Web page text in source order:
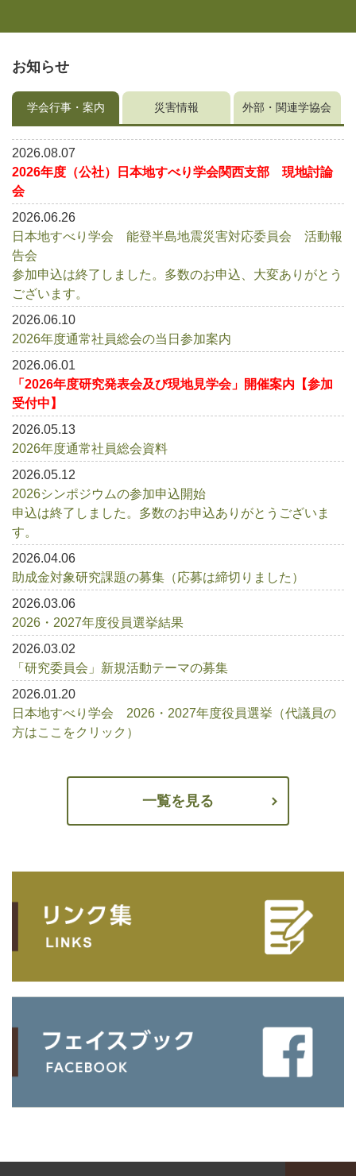
メ
ン
グ
ス
ト
島
員
会・
団
お知らせ
学会行事・案内 災害情報 外部・関連学協会
2026.08.07
2026年度（公社）日本地すべり学会関西支部 現地討論
会
2026.06.26
日本地すべり学会 能登半島地震災害対応委員会 活動報
告会
参加申込は終了しました。多数のお申込、大変ありがとう
ございます。
2026.06.10
2026年度通常社員総会の当日参加案内
2026.06.01
「2026年度研究発表会及び現地見学会」開催案内【参加
受付中】
2026.05.13
2026年度通常社員総会資料
2026.05.12
2026シンポジウムの参加申込開始
申込は終了しました。多数のお申込ありがとうございま
す。
2026.04.06
助成金対象研究課題の募集（応募は締切りました）
2026.03.06
2026・2027年度役員選挙結果
2026.03.02
「研究委員会」新規活動テーマの募集
2026.01.20
日本地すべり学会 2026・2027年度役員選挙（代議員の
方はここをクリック）
一覧を見る